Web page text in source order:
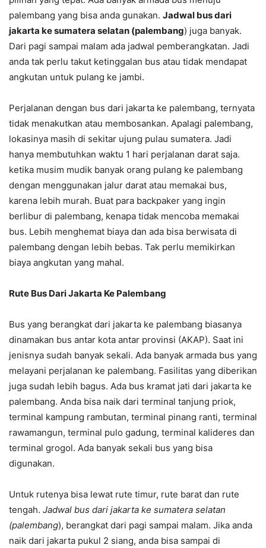
palembang yang bisa anda gunakan. Jadwal bus dari
jakarta ke sumatera selatan (palembang) juga banyak.
Dari pagi sampai malam ada jadwal pemberangkatan. Jadi
anda tak perlu takut ketinggalan bus atau tidak mendapat
angkutan untuk pulang ke jambi.
Perjalanan dengan bus dari jakarta ke palembang, ternyata
tidak menakutkan atau membosankan. Apalagi palembang,
lokasinya masih di sekitar ujung pulau sumatera. Jadi
hanya membutuhkan waktu 1 hari perjalanan darat saja.
ketika musim mudik banyak orang pulang ke palembang
dengan menggunakan jalur darat atau memakai bus,
karena lebih murah. Buat para backpaker yang ingin
berlibur di palembang, kenapa tidak mencoba memakai
bus. Lebih menghemat biaya dan ada bisa berwisata di
palembang dengan lebih bebas. Tak perlu memikirkan
biaya angkutan yang mahal.
Rute Bus Dari Jakarta Ke Palembang
Bus yang berangkat dari jakarta ke palembang biasanya
dinamakan bus antar kota antar provinsi (AKAP). Saat ini
jenisnya sudah banyak sekali. Ada banyak armada bus yang
melayani perjalanan ke palembang. Fasilitas yang diberikan
juga sudah lebih bagus. Ada bus kramat jati dari jakarta ke
palembang. Anda bisa naik dari terminal tanjung priok,
terminal kampung rambutan, terminal pinang ranti, terminal
rawamangun, terminal pulo gadung, terminal kalideres dan
terminal grogol. Ada banyak sekali bus yang bisa
digunakan.
Untuk rutenya bisa lewat rute timur, rute barat dan rute
tengah. Jadwal bus dari jakarta ke sumatera selatan
(palembang), berangkat dari pagi sampai malam. Jika anda
naik dari jakarta pukul 2 siang, anda bisa sampai di